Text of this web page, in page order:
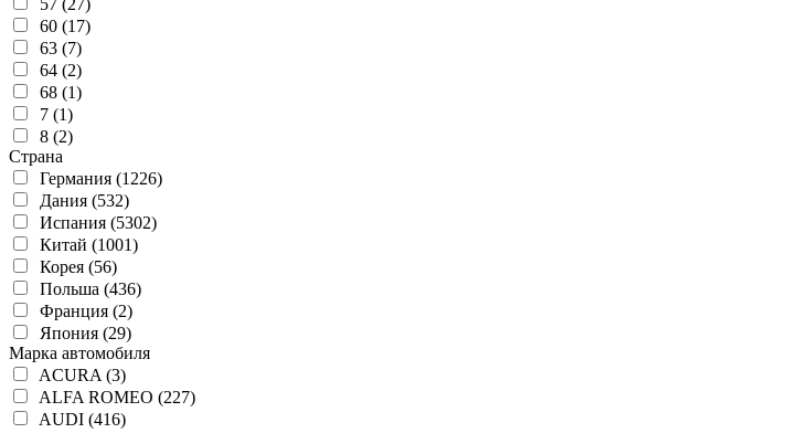
57 (27)
60 (17)
63 (7)
64 (2)
68 (1)
7 (1)
8 (2)
Страна
Германия (1226)
Дания (532)
Испания (5302)
Китай (1001)
Корея (56)
Польша (436)
Франция (2)
Япония (29)
Марка автомобиля
ACURA (3)
ALFA ROMEO (227)
AUDI (416)